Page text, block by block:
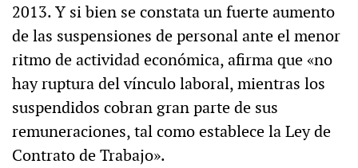
2013. Y si bien se constata un fuerte aumento
de las suspensiones de personal ante el menor
ritmo de actividad económica, afirma que «no
hay ruptura del vínculo laboral, mientras los
suspendidos cobran gran parte de sus
remuneraciones, tal como establece la Ley de
Contrato de Trabajo».